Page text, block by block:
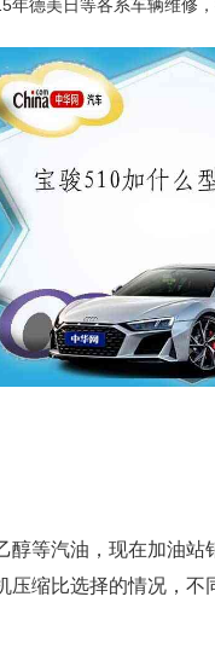
醇等汽油，现在加油
缩比选择的情况，不